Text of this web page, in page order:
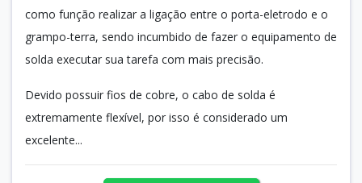
como função realizar a ligação entre o porta-eletrodo e o
grampo-terra, sendo incumbido de fazer o equipamento de
solda executar sua tarefa com mais precisão.
Devido possuir fios de cobre, o cabo de solda é
extremamente flexível, por isso é considerado um
excelente...